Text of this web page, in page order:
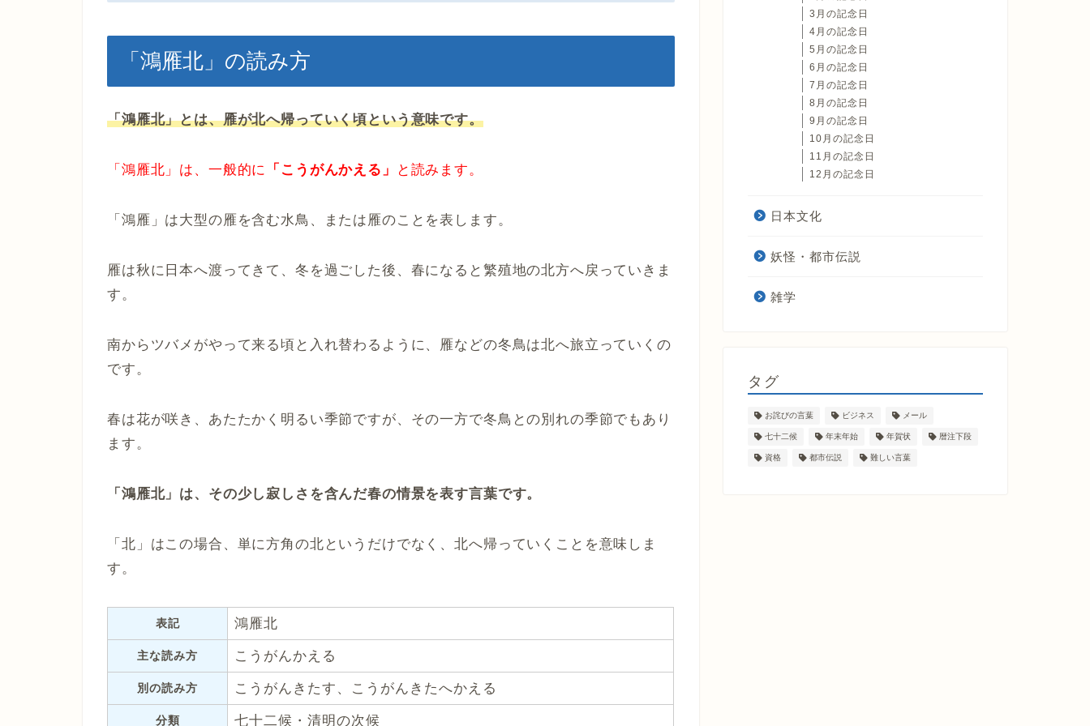
「鴻雁北」の読み方
「鴻雁北」とは、雁が北へ帰っていく頃という意味です。
「鴻雁北」は、一般的に 「こうがんかえる」 と読みます。
「鴻雁」は大型の雁を含む水鳥、または雁のことを表します。
雁は秋に日本へ渡ってきて、冬を過ごした後、春になると繁殖地の北方へ戻っていきま
す。
南からツバメがやって来る頃と入れ替わるように、雁などの冬鳥は北へ旅立っていくの
です。
春は花が咲き、あたたかく明るい季節ですが、その一方で冬鳥との別れの季節でもあり
ます。
「鴻雁北」は、その少し寂しさを含んだ春の情景を表す言葉です。
「北」はこの場合、単に方角の北というだけでなく、北へ帰っていくことを意味しま
す。
表記 鴻雁北
主な読み方 こうがんかえる
別の読み方 こうがんきたす、こうがんきたへかえる
分類 七十二候・清明の次候
3月の記念日
4月の記念日
5月の記念日
6月の記念日
7月の記念日
8月の記念日
9月の記念日
10月の記念日
11月の記念日
12月の記念日
日本文化
妖怪・都市伝説
雑学
タグ
お詫びの言葉 ビジネス メール
七十二候 年末年始 年賀状 暦注下段
資格 都市伝説 難しい言葉